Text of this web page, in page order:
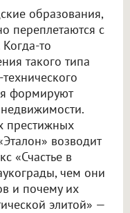
образования,
переплетаются с
то
такого типа
формируют
престижных
возводит
«Счастье в
чем они
и почему их
элитой» —